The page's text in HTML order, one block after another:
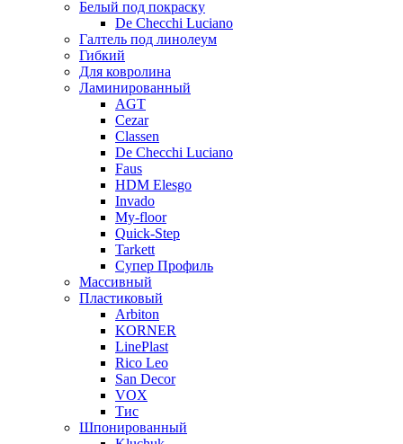
Белый под покраску
De Checchi Luciano
Галтель под линолеум
Гибкий
Для ковролина
Ламинированный
AGT
Cezar
Classen
De Checchi Luciano
Faus
HDM Elesgo
Invado
My-floor
Quick-Step
Tarkett
Супер Профиль
Массивный
Пластиковый
Arbiton
KORNER
LinePlast
Rico Leo
San Decor
VOX
Тис
Шпонированный